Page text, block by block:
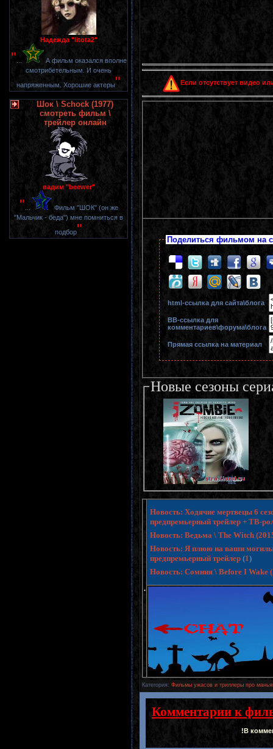
Надежда "litota2"
"
А фильм оказался вполне
смотрибетельным. И очень
напряженным. Хорошие актеры"
Шок \ Schock (1977)
смотреть фильм \
трейлер онлайн
вадим "beewer"
"
Фильм "ШОК" (он же
"Мальчик - беда") мне помниться в
подбор"
Если отсутствует видео
Поделиться фильмом на
html-cсылка для сайта\блога
BB-cсылка для
комментариев\форума\блога
Прямая ссылка на материал
Новые сезоны
.
Новость: Ходячие мертвецы 6
предпремьерный трейлер + ТВ-
Новость: Ведьма \ The Witch
Новость: Я плюю на ваши
предпремьерный трейлер (1)
Новость: Сомния \ Before I Wake
Категория: Фильмы ужасов и триллеры про
Комментарии к
!В